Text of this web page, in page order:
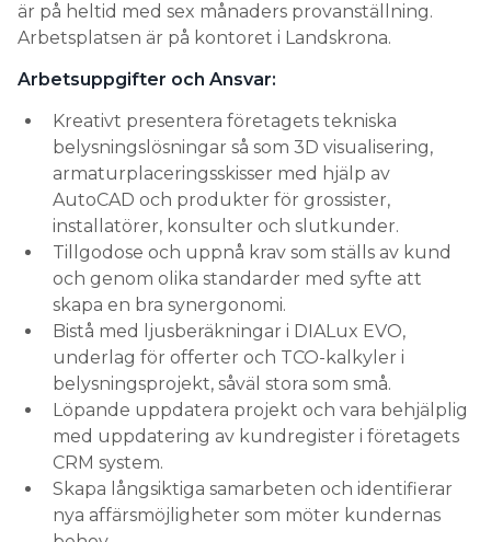
är på heltid med sex månaders provanställning.
Arbetsplatsen är på kontoret i Landskrona.
Arbetsuppgifter och Ansvar:
Kreativt presentera företagets tekniska
belysningslösningar så som 3D visualisering,
armaturplaceringsskisser med hjälp av
AutoCAD och produkter för grossister,
installatörer, konsulter och slutkunder.
Tillgodose och uppnå krav som ställs av kund
och genom olika standarder med syfte att
skapa en bra synergonomi.
Bistå med ljusberäkningar i DIALux EVO,
underlag för offerter och TCO-kalkyler i
belysningsprojekt, såväl stora som små.
Löpande uppdatera projekt och vara behjälplig
med uppdatering av kundregister i företagets
CRM system.
Skapa långsiktiga samarbeten och identifierar
nya affärsmöjligheter som möter kundernas